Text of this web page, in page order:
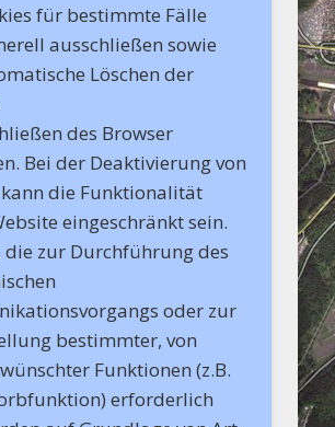
für bestimmte Fälle
ausschließen sowie
Löschen der
des Browser
Bei der Deaktivierung von
kann die Funktionalität
eingeschränkt sein.
die zur Durchführung des
oder zur
bestimmter, von
Funktionen (z.B.
erforderlich